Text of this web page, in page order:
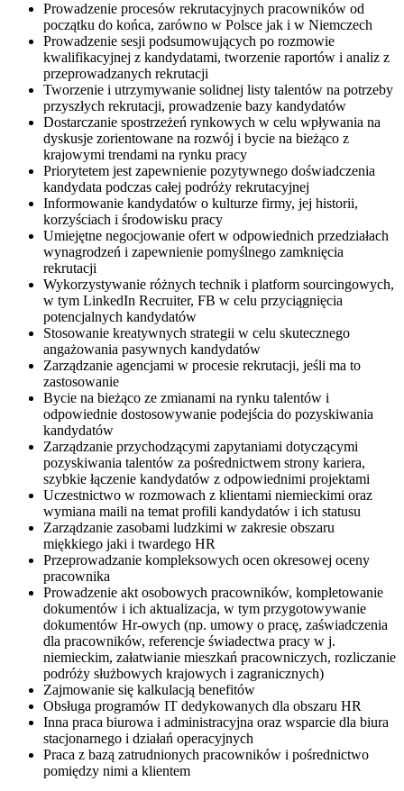
Prowadzenie procesów rekrutacyjnych pracowników od
początku do końca, zarówno w Polsce jak i w Niemczech
Prowadzenie sesji podsumowujących po rozmowie
kwalifikacyjnej z kandydatami, tworzenie raportów i analiz z
przeprowadzanych rekrutacji
Tworzenie i utrzymywanie solidnej listy talentów na potrzeby
przyszłych rekrutacji, prowadzenie bazy kandydatów
Dostarczanie spostrzeżeń rynkowych w celu wpływania na
dyskusje zorientowane na rozwój i bycie na bieżąco z
krajowymi trendami na rynku pracy
Priorytetem jest zapewnienie pozytywnego doświadczenia
kandydata podczas całej podróży rekrutacyjnej
Informowanie kandydatów o kulturze firmy, jej historii,
korzyściach i środowisku pracy
Umiejętne negocjowanie ofert w odpowiednich przedziałach
wynagrodzeń i zapewnienie pomyślnego zamknięcia
rekrutacji
Wykorzystywanie różnych technik i platform sourcingowych,
w tym LinkedIn Recruiter, FB w celu przyciągnięcia
potencjalnych kandydatów
Stosowanie kreatywnych strategii w celu skutecznego
angażowania pasywnych kandydatów
Zarządzanie agencjami w procesie rekrutacji, jeśli ma to
zastosowanie
Bycie na bieżąco ze zmianami na rynku talentów i
odpowiednie dostosowywanie podejścia do pozyskiwania
kandydatów
Zarządzanie przychodzącymi zapytaniami dotyczącymi
pozyskiwania talentów za pośrednictwem strony kariera,
szybkie łączenie kandydatów z odpowiednimi projektami
Uczestnictwo w rozmowach z klientami niemieckimi oraz
wymiana maili na temat profili kandydatów i ich statusu
Zarządzanie zasobami ludzkimi w zakresie obszaru
miękkiego jaki i twardego HR
Przeprowadzanie kompleksowych ocen okresowej oceny
pracownika
Prowadzenie akt osobowych pracowników, kompletowanie
dokumentów i ich aktualizacja, w tym przygotowywanie
dokumentów Hr-owych (np. umowy o pracę, zaświadczenia
dla pracowników, referencje świadectwa pracy w j.
niemieckim, załatwianie mieszkań pracowniczych, rozliczanie
podróży służbowych krajowych i zagranicznych)
Zajmowanie się kalkulacją benefitów
Obsługa programów IT dedykowanych dla obszaru HR
Inna praca biurowa i administracyjna oraz wsparcie dla biura
stacjonarnego i działań operacyjnych
Praca z bazą zatrudnionych pracowników i pośrednictwo
pomiędzy nimi a klientem